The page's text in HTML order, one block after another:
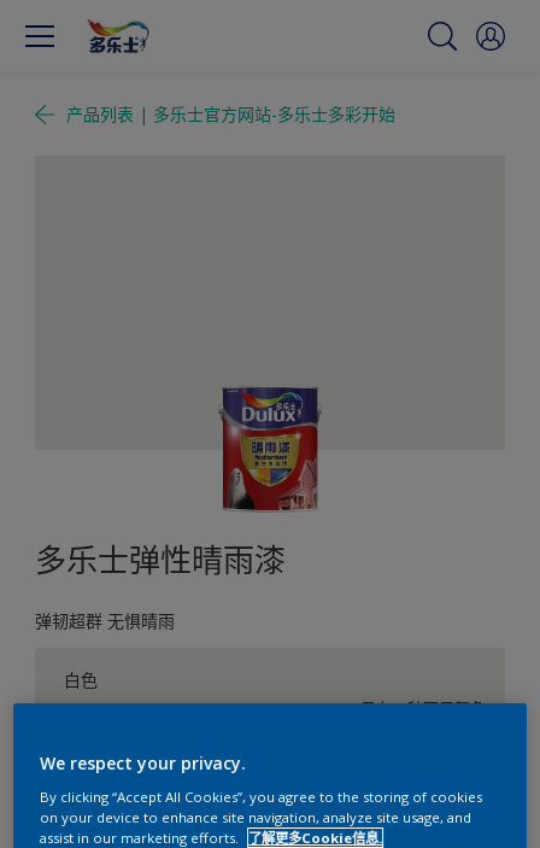
产品列表 | 多乐士官方网站-多乐士多彩开始
多乐士弹性晴雨漆
弹韧超群 无惧晴雨
白色
只有一种可用颜色
尺寸
5升
We respect your privacy.
By clicking “Accept All Cookies”, you agree to the storing of cookies
on your device to enhance site navigation, analyze site usage, and
assist in our marketing efforts.
了解更多Cookie信息.